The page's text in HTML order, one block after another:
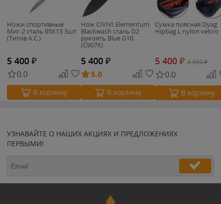
Ножи спортивные
Миг-2 сталь 65Х13 3шт
(Титов А.С.)
5 400 ₽
0.0
В корзину
Нож CIVIVI Elementum
Blackwash сталь D2
рукоять Blue G10
(C907X)
5 400 ₽
5.0
В корзину
Сумка поясная Dyag
Hipbag L nylon velcro
5 400 ₽ 6 950₽
0.0
В корзину
УЗНАВАЙТЕ О НАШИХ АКЦИЯХ И ПРЕДЛОЖЕНИЯХ
ПЕРВЫМИ!